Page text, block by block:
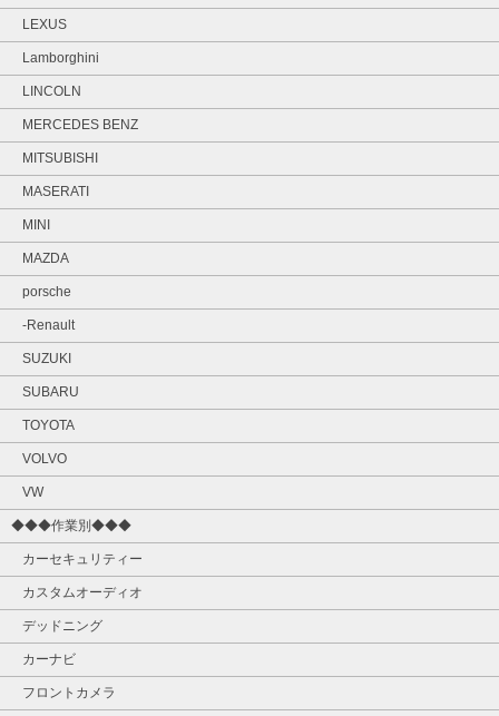
LEXUS
Lamborghini
LINCOLN
MERCEDES BENZ
MITSUBISHI
MASERATI
MINI
MAZDA
porsche
-Renault
SUZUKI
SUBARU
TOYOTA
VOLVO
VW
◆◆◆作業別◆◆◆
カーセキュリティー
カスタムオーディオ
デッドニング
カーナビ
フロントカメラ